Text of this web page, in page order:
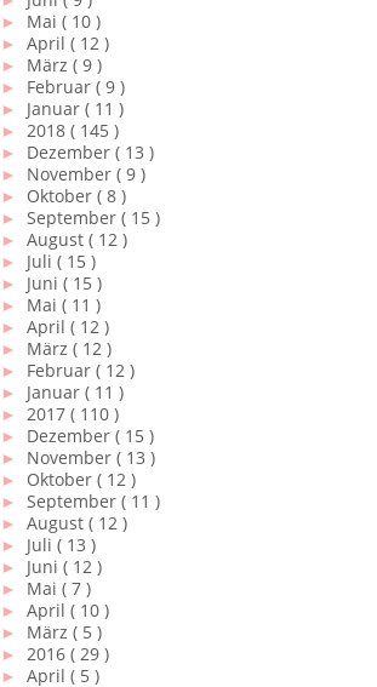
► Mai ( 10 )
► April ( 12 )
► März ( 9 )
► Februar ( 9 )
► Januar ( 11 )
► 2018 ( 145 )
► Dezember ( 13 )
► November ( 9 )
► Oktober ( 8 )
► September ( 15 )
► August ( 12 )
► Juli ( 15 )
► Juni ( 15 )
► Mai ( 11 )
► April ( 12 )
► März ( 12 )
► Februar ( 12 )
► Januar ( 11 )
► 2017 ( 110 )
► Dezember ( 15 )
► November ( 13 )
► Oktober ( 12 )
► September ( 11 )
► August ( 12 )
► Juli ( 13 )
► Juni ( 12 )
► Mai ( 7 )
► April ( 10 )
► März ( 5 )
► 2016 ( 29 )
► April ( 5 )